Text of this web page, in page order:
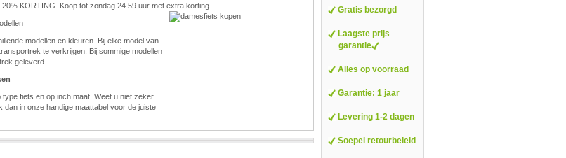
KORTING. Koop tot zondag 24.59 uur met extra korting.
modellen en kleuren. Bij elke model van
te verkrijgen. Bij sommige modellen
geleverd.
fiets en op inch maat. Weet u niet zeker
dan in onze handige maattabel voor de juiste
Gratis bezorgd
Laagste prijs
garantie
Alles op voorraad
Garantie: 1 jaar
Levering 1-2 dagen
Soepel retourbeleid